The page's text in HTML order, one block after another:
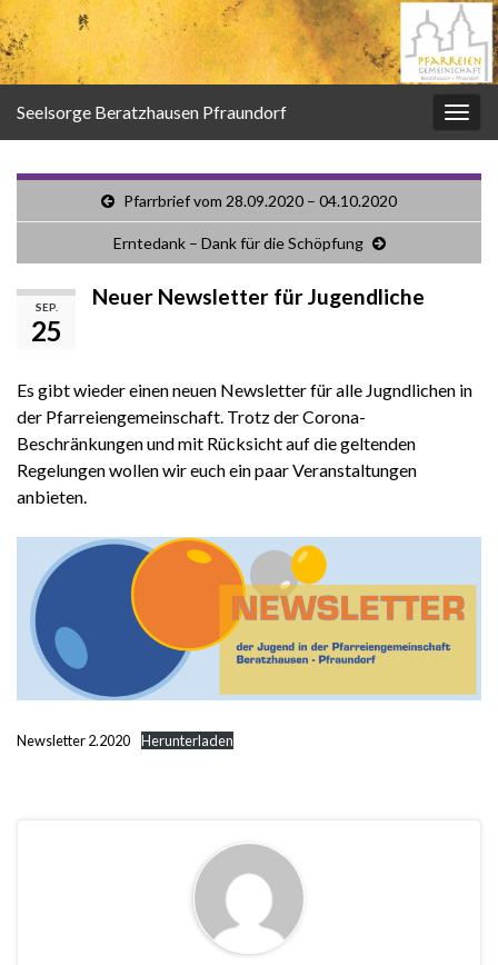
Seelsorge Beratzhausen Pfraundorf
Pfarrbrief vom 28.09.2020 – 04.10.2020
Erntedank – Dank für die Schöpfung
SEP.
25
Neuer Newsletter für Jugendliche
Es gibt wieder einen neuen Newsletter für alle Jugndlichen in
der Pfarreiengemeinschaft. Trotz der Corona-
Beschränkungen und mit Rücksicht auf die geltenden
Regelungen wollen wir euch ein paar Veranstaltungen
anbieten.
Newsletter 2.2020 Herunterladen